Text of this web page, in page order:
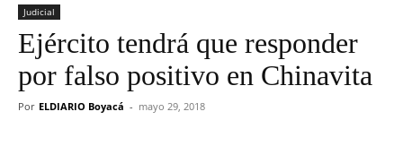
Judicial
Ejército tendrá que responder
por falso positivo en Chinavita
Por ELDIARIO Boyacá - mayo 29, 2018